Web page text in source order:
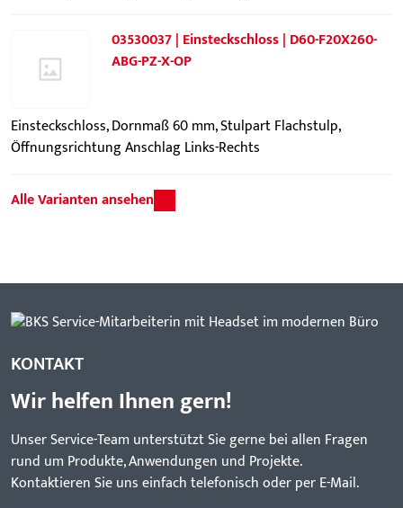
03530037 | Einsteckschloss | D60-F20X260-
ABG-PZ-X-OP
Einsteckschloss, Dornmaß 60 mm, Stulpart Flachstulp,
Öffnungsrichtung Anschlag Links-Rechts
Alle Varianten ansehen
KONTAKT
Wir helfen Ihnen gern!
Unser Service-Team unterstützt Sie gerne bei allen Fragen
rund um Produkte, Anwendungen und Projekte.
Kontaktieren Sie uns einfach telefonisch oder per E-Mail.